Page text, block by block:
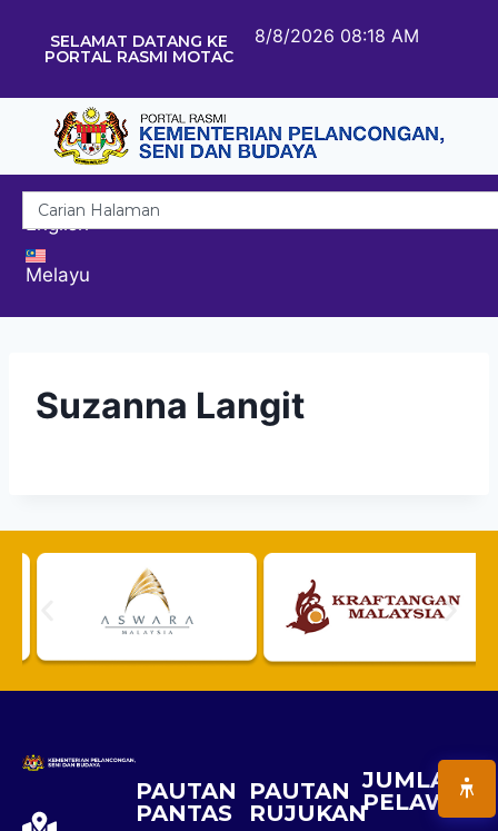
SELAMAT DATANG KE
PORTAL RASMI MOTAC
8/8/2026 08:18 AM
English
Melayu
Suzanna Langit
PAUTAN
PANTAS
PAUTAN
RUJUKAN
JUMLAH
PELAWAT